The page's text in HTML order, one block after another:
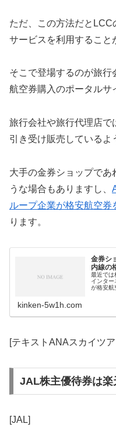
ただ、この方法だと
サービスを利用すること
そこで登場するのが旅
航空券購入のポータルサ
旅行会社や旅行代理店で
引き受け販売しているよ
大手の金券ショップであ
うな場合もありますし、
ループ企業が格安航空券
ります。
金券シ
内線の
最近では
インター
が格安航
kinken-5w1h.com
[テキストANAスカイツ
JAL株主優待券は
[JAL]